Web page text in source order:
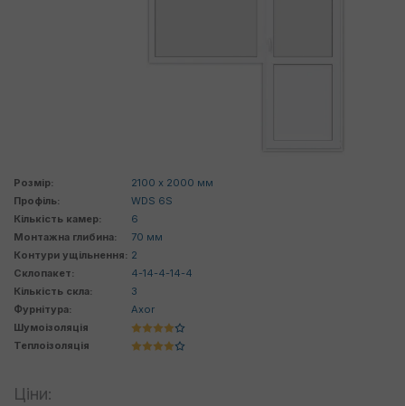
Розмір:
2100 х 2000 мм
Профіль:
WDS 6S
Кількість камер:
6
Монтажна глибина:
70 мм
Контури ущільнення: 2
Склопакет:
4-14-4-14-4
Кількість скла:
3
Фурнітура:
Axor
Шумоізоляція
Теплоізоляція
Ціни: